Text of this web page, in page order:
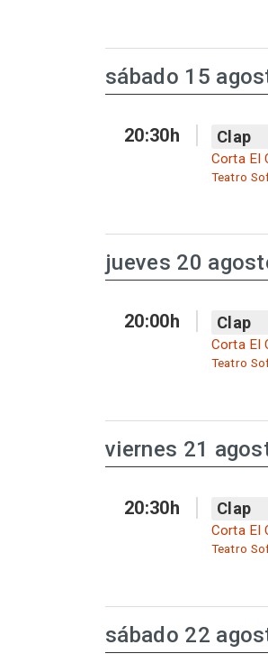
sábado 15
20:30h Clap
Corta El
Teatro
jueves 20
20:00h Clap
Corta El
Teatro
viernes 21
20:30h Clap
Corta El
Teatro
sábado 22